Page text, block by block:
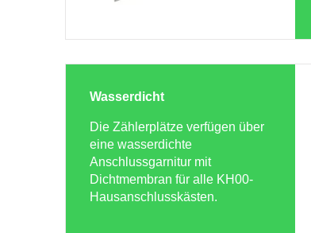
Wasserdicht
Die Zählerplätze verfügen über
eine wasserdichte
Anschlussgarnitur mit
Dichtmembran für alle KH00-
Hausanschlusskästen.